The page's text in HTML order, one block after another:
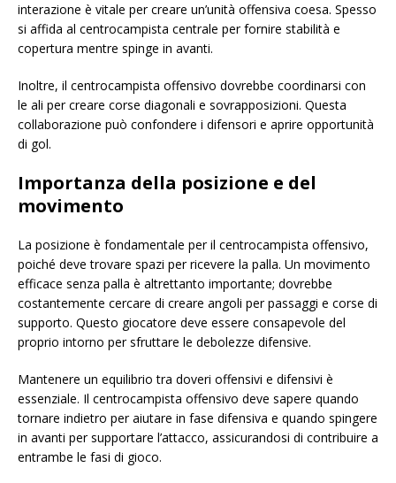
interazione è vitale per creare un’unità offensiva coesa. Spesso
si affida al centrocampista centrale per fornire stabilità e
copertura mentre spinge in avanti.
Inoltre, il centrocampista offensivo dovrebbe coordinarsi con
le ali per creare corse diagonali e sovrapposizioni. Questa
collaborazione può confondere i difensori e aprire opportunità
di gol.
Importanza della posizione e del
movimento
La posizione è fondamentale per il centrocampista offensivo,
poiché deve trovare spazi per ricevere la palla. Un movimento
efficace senza palla è altrettanto importante; dovrebbe
costantemente cercare di creare angoli per passaggi e corse di
supporto. Questo giocatore deve essere consapevole del
proprio intorno per sfruttare le debolezze difensive.
Mantenere un equilibrio tra doveri offensivi e difensivi è
essenziale. Il centrocampista offensivo deve sapere quando
tornare indietro per aiutare in fase difensiva e quando spingere
in avanti per supportare l’attacco, assicurandosi di contribuire a
entrambe le fasi di gioco.